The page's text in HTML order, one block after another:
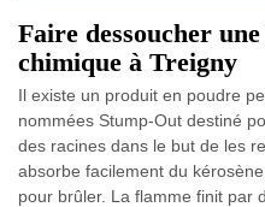
Faire dessoucher
chimique à Treigny
Il existe un produit en poudre
nommées Stump-Out destiné
des racines dans le but de les
absorbe facilement du
pour brûler. La flamme finit par